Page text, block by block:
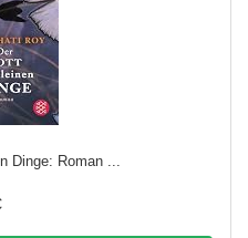
Dinge: Roman ...